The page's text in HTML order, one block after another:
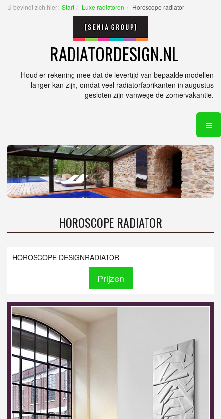
U bevindt zich hier: Start Luxe radiatoren Horoscope radiator
RADIATORDESIGN.NL
Houd er rekening mee dat de levertijd van bepaalde modellen
langer kan zijn, omdat veel radiatorfabrikanten in augustus
gesloten zijn vanwege de zomervakantie.
HOROSCOPE RADIATOR
HOROSCOPE DESIGNRADIATOR
Prijzen